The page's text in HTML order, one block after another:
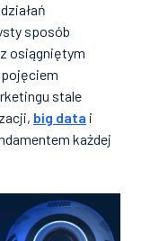
sposób
osiągniętym
stale
big data i
każdej